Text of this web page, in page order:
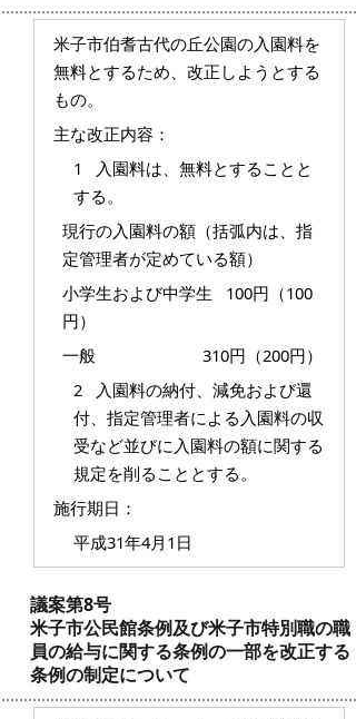
米子市伯耆古代の丘公園の入園料を
無料とするため、改正しようとする
もの。
主な改正内容：
1 入園料は、無料とすることと
する。
現行の入園料の額（括弧内は、指
定管理者が定めている額）
小学生および中学生 100円（100
円）
一般 310円（200円）
2 入園料の納付、減免および還
付、指定管理者による入園料の収
受など並びに入園料の額に関する
規定を削ることとする。
施行期日：
平成31年4月1日
議案第8号
米子市公民館条例及び米子市特別職の職
員の給与に関する条例の一部を改正する
条例の制定について